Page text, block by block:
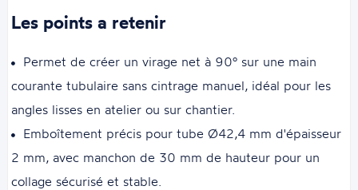
Les points a retenir
Permet de créer un virage net à 90° sur une main
courante tubulaire sans cintrage manuel, idéal pour les
angles lisses en atelier ou sur chantier.
Emboîtement précis pour tube Ø42,4 mm d'épaisseur
2 mm, avec manchon de 30 mm de hauteur pour un
collage sécurisé et stable.